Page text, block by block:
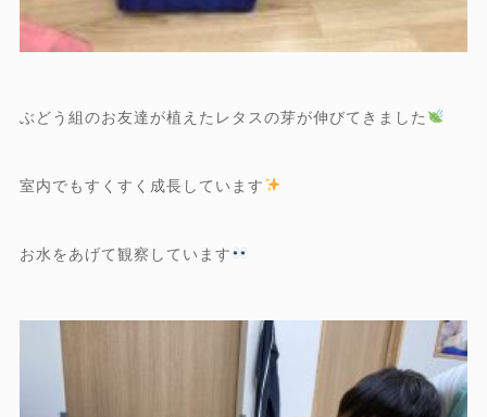
ぶどう組のお友達が植えたレタスの芽が伸びてきました
室内でもすくすく成長しています
お水をあげて観察しています